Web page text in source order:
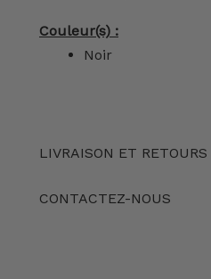
Couleur(s) :
Noir
LIVRAISON ET RETOURS
CONTACTEZ-NOUS